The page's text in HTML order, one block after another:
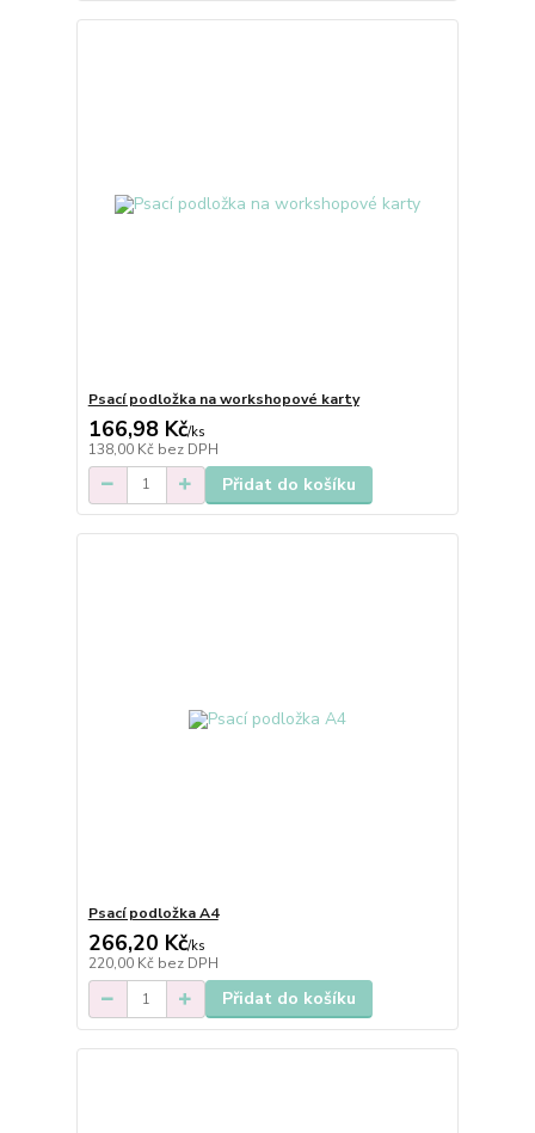
Psací podložka na workshopové karty
166,98 Kč/ks
138,00 Kč bez DPH
Přidat do košíku
Psací podložka A4
266,20 Kč/ks
220,00 Kč bez DPH
Přidat do košíku